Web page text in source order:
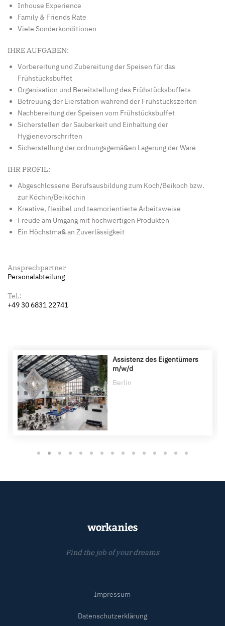
Inhouse Experience
Family & Friends Rate
Viele Sonderkonditionen
IHRE AUFGABEN:
Vorbereitung und Zubereitung der Speisen für das
Frühstücksbuffet
Organisation und Bereitstellung des Frühstücksbuffets
Betreuung der Eierstation während der Frühstückszeiten
Nachbereitung der Speisen vom Frühstücksbuffet
Sicherstellen der Sauberkeit und Einhaltung der
Hygienevorschriften
Sicherstellung der ordnungsgemäßen Lagerung der Ware
IHR PROFIL:
Abgeschlossene Berufsausbildung zum Koch/Beikoch bzw.
zur Köchin/Beiköchin
Kreative, flexibel und teamorientierte Arbeitsweise
Freude am Umgang mit hochwertigen Produkten
Ein Höchstmaß an Zuverlässigkeit
Ansprechpartner
Personalabteilung
Tel.:
+49 30 6831 22741
Assistenz des Eigentümers
m/w/d
Berlin
Find the job of your dreams
Impressum
Datenschutzerklärung